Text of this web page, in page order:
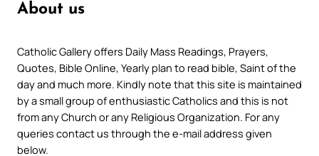
About us
Catholic Gallery offers Daily Mass Readings, Prayers,
Quotes, Bible Online, Yearly plan to read bible, Saint of the
day and much more. Kindly note that this site is maintained
by a small group of enthusiastic Catholics and this is not
from any Church or any Religious Organization. For any
queries contact us through the e-mail address given
below.